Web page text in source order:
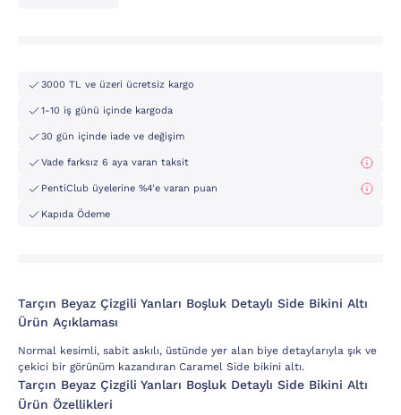
3000 TL ve üzeri ücretsiz kargo
1-10 iş günü içinde kargoda
30 gün içinde iade ve değişim
Vade farksız 6 aya varan taksit
PentiClub üyelerine %4'e varan puan
Kapıda Ödeme
Tarçın Beyaz Çizgili Yanları Boşluk Detaylı Side Bikini Altı
Ürün Açıklaması
Normal kesimli, sabit askılı, üstünde yer alan biye detaylarıyla şık ve
çekici bir görünüm kazandıran Caramel Side bikini altı.
Tarçın Beyaz Çizgili Yanları Boşluk Detaylı Side Bikini Altı
Ürün Özellikleri